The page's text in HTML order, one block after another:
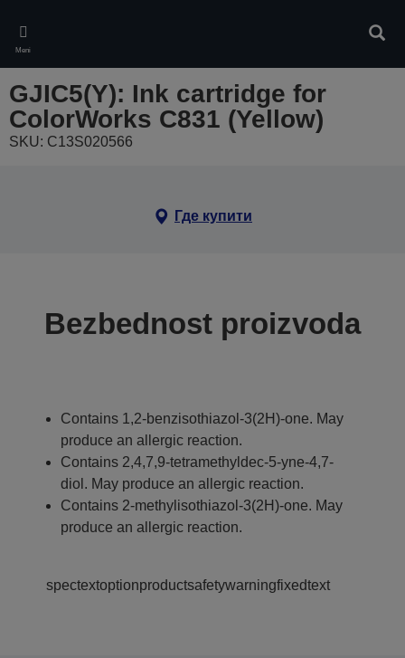
main
content
Meni
GJIC5(Y): Ink cartridge for
ColorWorks C831 (Yellow)
SKU: C13S020566
Где купити
Bezbednost proizvoda
Contains 1,2-benzisothiazol-3(2H)-one. May
produce an allergic reaction.
Contains 2,4,7,9-tetramethyldec-5-yne-4,7-
diol. May produce an allergic reaction.
Contains 2-methylisothiazol-3(2H)-one. May
produce an allergic reaction.
spectextoptionproductsafetywarningfixedtext